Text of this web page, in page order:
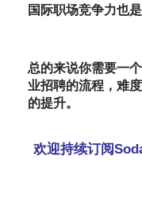
国际职场竞争力也
总的来说你需要一
业招聘的流程，难
的提升。
欢迎持续订阅